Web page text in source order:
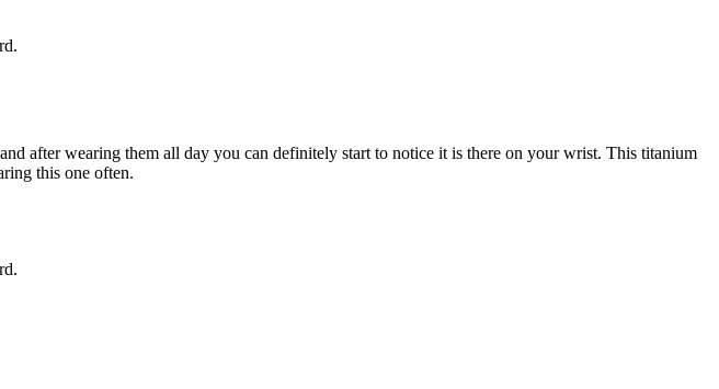
after wearing them all day you can definitely start to notice it is there on your wrist. This titanium
this one often.